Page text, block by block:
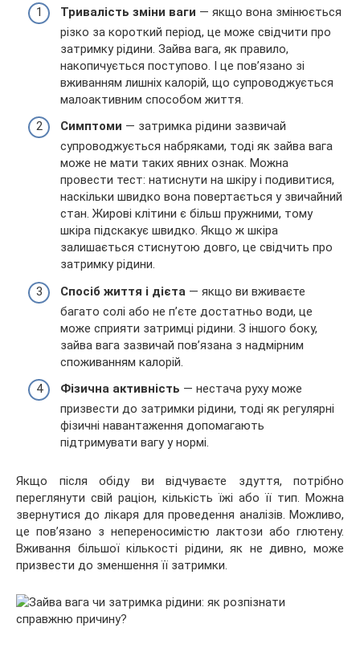
Тривалість зміни ваги — якщо вона змінюється
різко за короткий період, це може свідчити про
затримку рідини. Зайва вага, як правило,
накопичується поступово. І це пов’язано зі
вживанням лишніх калорій, що супроводжується
малоактивним способом життя.
Симптоми — затримка рідини зазвичай
супроводжується набряками, тоді як зайва вага
може не мати таких явних ознак. Можна
провести тест: натиснути на шкіру і подивитися,
наскільки швидко вона повертається у звичайний
стан. Жирові клітини є більш пружними, тому
шкіра підскакує швидко. Якщо ж шкіра
залишається стиснутою довго, це свідчить про
затримку рідини.
Спосіб життя і дієта — якщо ви вживаєте
багато солі або не п’єте достатньо води, це
може сприяти затримці рідини. З іншого боку,
зайва вага зазвичай пов’язана з надмірним
споживанням калорій.
Фізична активність — нестача руху може
призвести до затримки рідини, тоді як регулярні
фізичні навантаження допомагають
підтримувати вагу у нормі.
Якщо після обіду ви відчуваєте здуття, потрібно
переглянути свій раціон, кількість їжі або її тип. Можна
звернутися до лікаря для проведення аналізів. Можливо,
це пов’язано з непереносимістю лактози або глютену.
Вживання більшої кількості рідини, як не дивно, може
призвести до зменшення її затримки.